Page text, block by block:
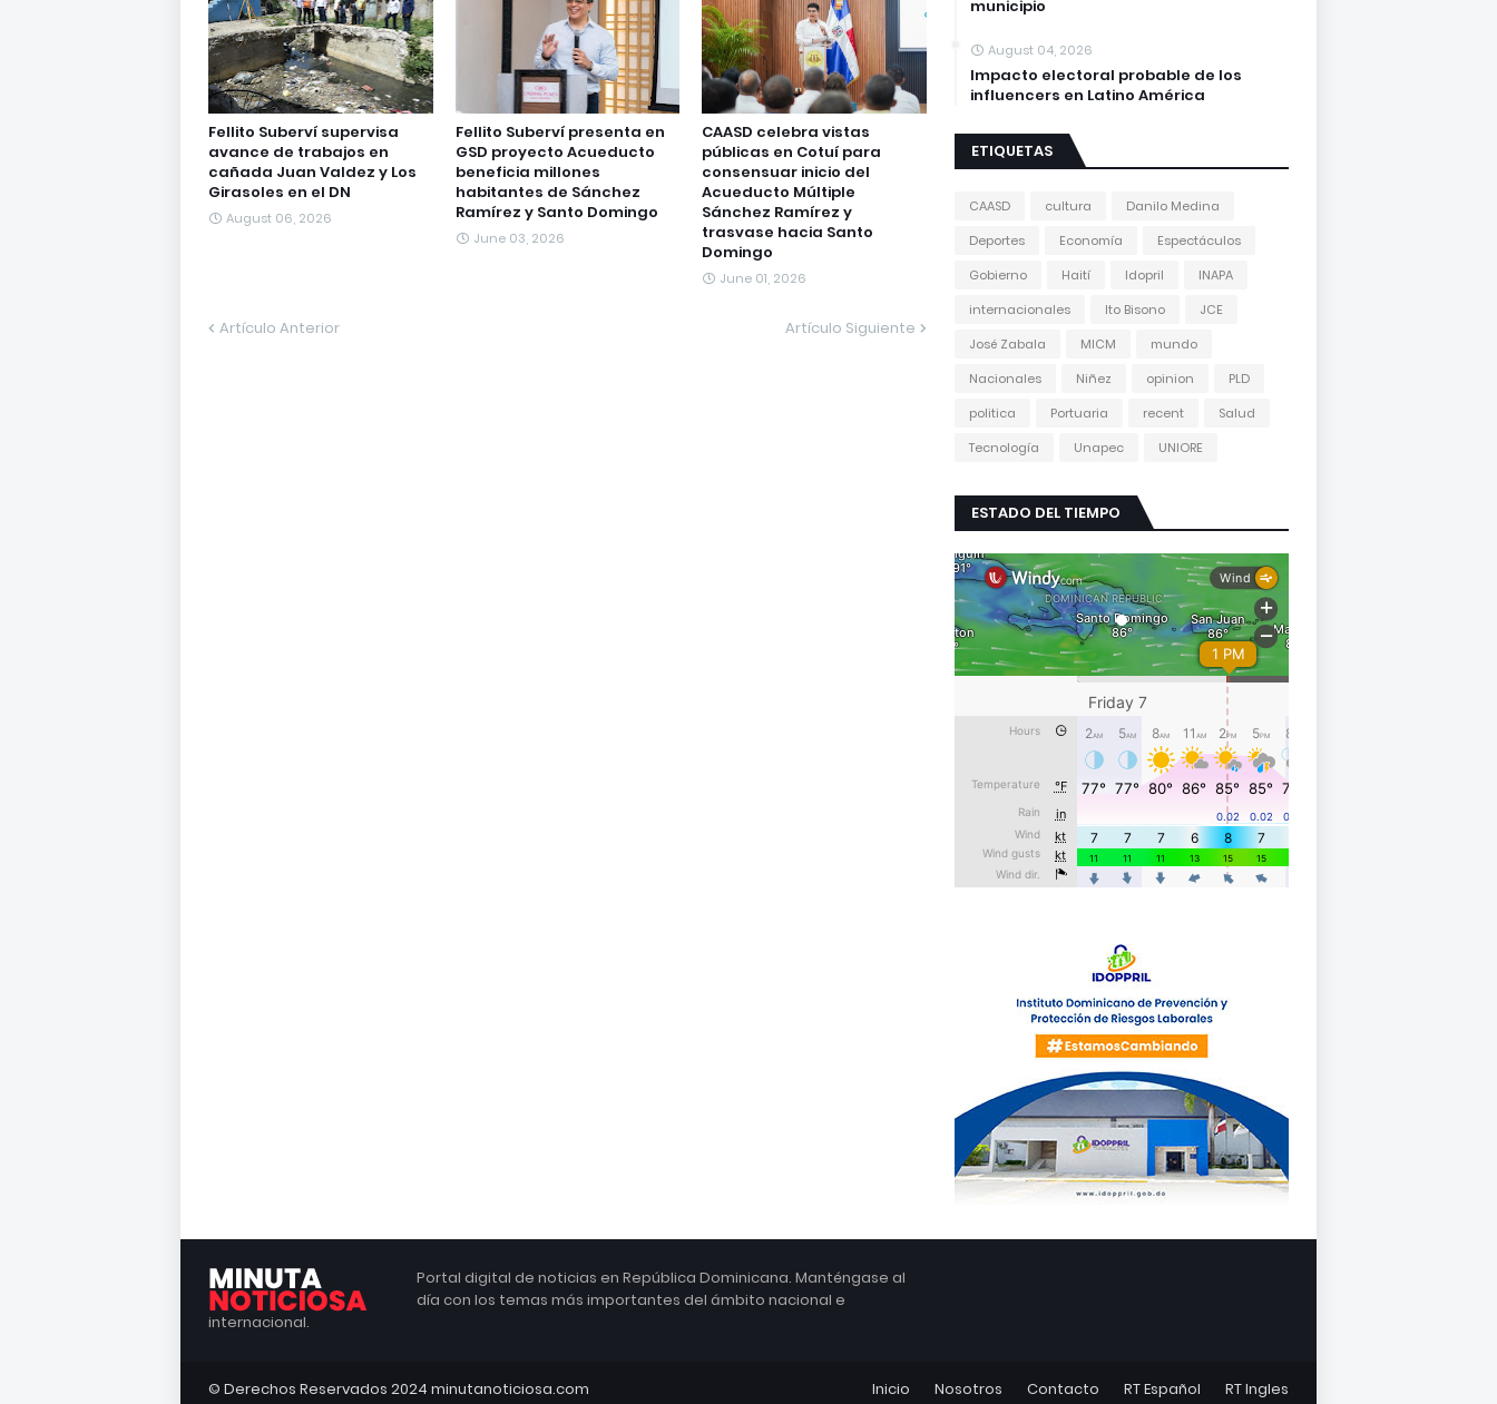
Fellito Suberví supervisa
avance de trabajos en
cañada Juan Valdez y Los
Girasoles en el DN
August 06, 2026
Fellito Suberví presenta en
GSD proyecto Acueducto
beneficia millones
habitantes de Sánchez
Ramírez y Santo Domingo
June 03, 2026
CAASD celebra vistas
públicas en Cotuí para
consensuar inicio del
Acueducto Múltiple
Sánchez Ramírez y
trasvase hacia Santo
Domingo
June 01, 2026
Artículo Anterior Artículo Siguiente
municipio
August 04, 2026
Impacto electoral probable de los
influencers en Latino América
ETIQUETAS
CAASD cultura
Danilo Medina
Deportes
Economía
Espectáculos
Gobierno
Haití Idopril
INAPA
internacionales
Ito Bisono
JCE
José Zabala
MICM
mundo
Nacionales
Niñez opinion
PLD
politica
Portuaria recent
Salud
Tecnología
Unapec UNIORE
ESTADO DEL TIEMPO
Portal digital de noticias en República Dominicana. Manténgase al
día con los temas más importantes del ámbito nacional e
internacional.
© Derechos Reservados 2024 minutanoticiosa.com Inicio Nosotros Contacto RT Español RT Ingles